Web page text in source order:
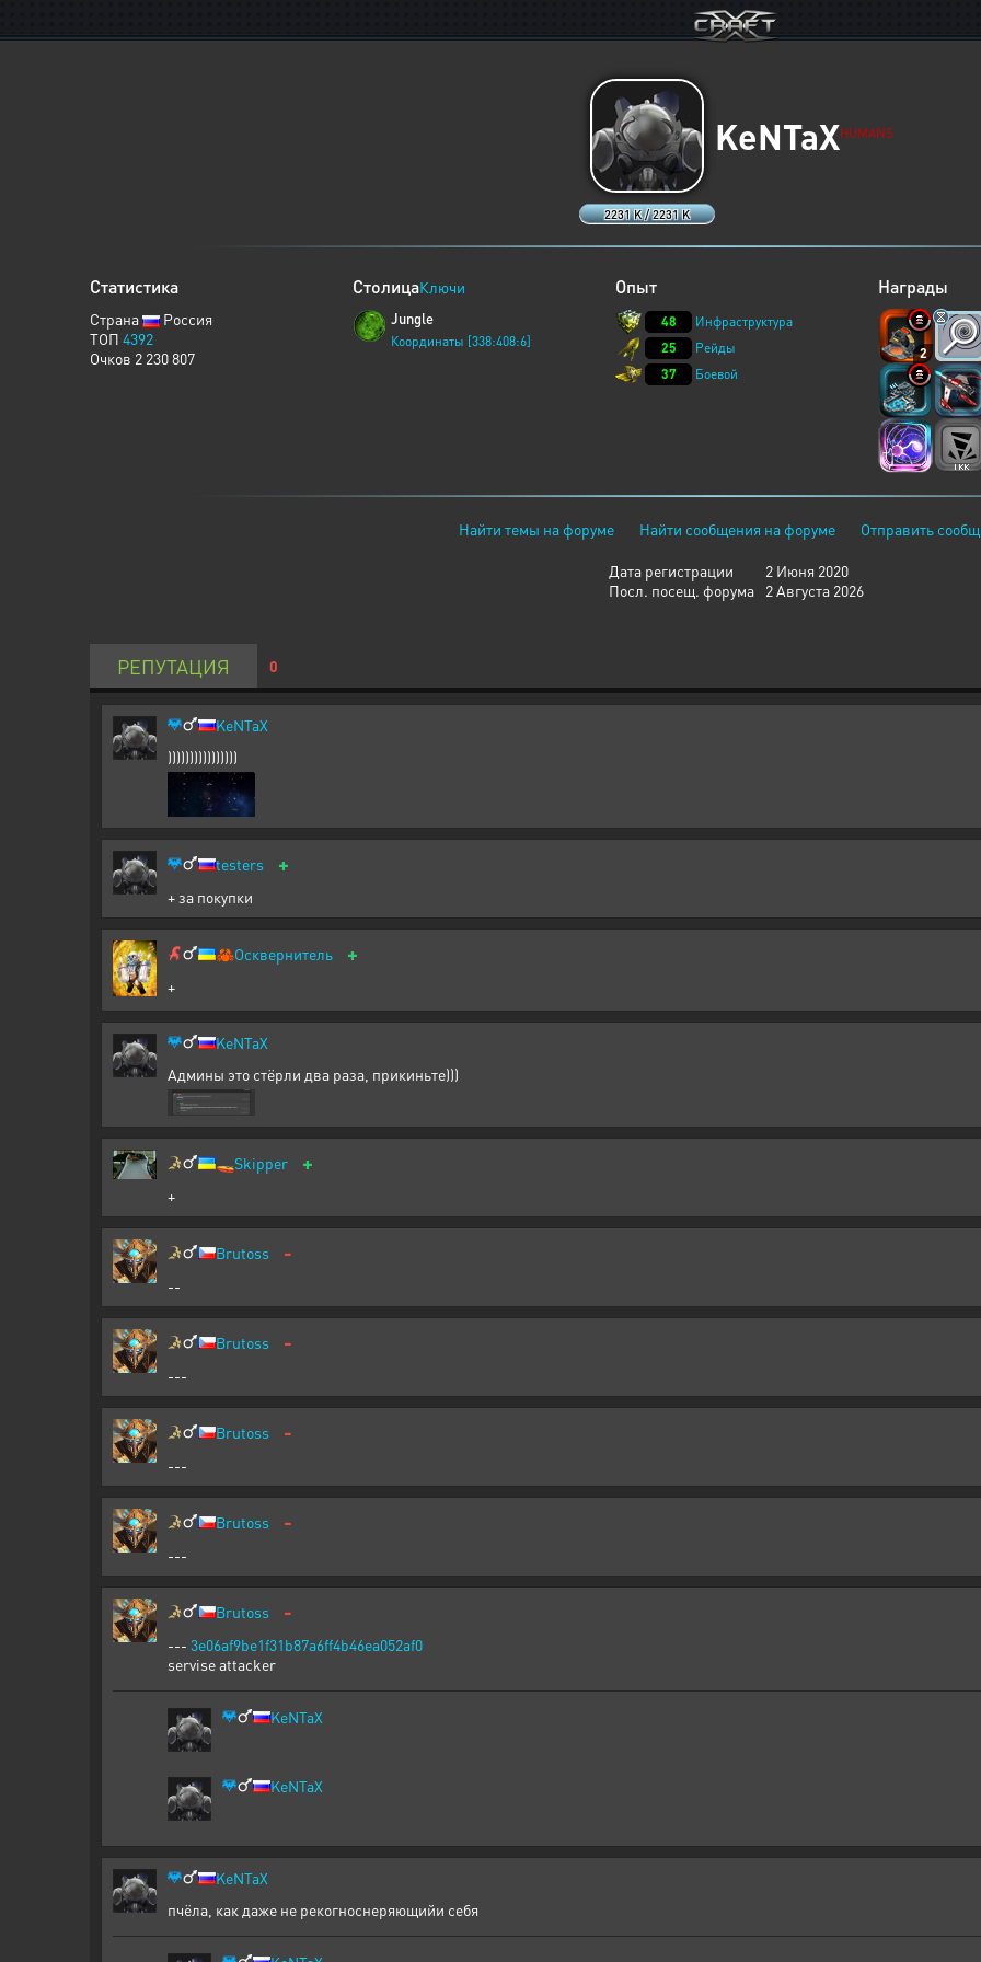
2231 K / 2231 K
KeNTaXHUMANS
Статистика
Страна
Россия
ТОП 4392
Очков 2 230 807
СтолицаКлючи
Jungle
Координаты [338:408:6]
Опыт
48
Инфраструктура
25
Рейды
37
Боевой
Награды
2
Найти темы на форуме Найти сообщения на форуме Отправить
Дата регистрации
2 Июня 2020
Посл. посещ. форума
2 Августа 2026
РЕПУТАЦИЯ 0
KeNTaX
))))))))))))))))
testers +
+ за покупки
🦀Осквернитель +
+
KeNTaX
Админы это стёрли два раза, прикиньте)))
🚤Skipper +
+
Brutoss -
--
Brutoss -
---
Brutoss -
---
Brutoss -
---
Brutoss -
--- 3e06af9be1f31b87a6ff4b46ea052af0
servise attacker
KeNTaX
KeNTaX
KeNTaX
пчёла, как даже не рекогноснеряющийи себя